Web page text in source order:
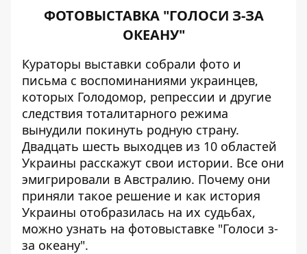
ФОТОВЫСТАВКА "ГОЛОСИ З-ЗА
ОКЕАНУ"
Кураторы выставки собрали фото и
письма с воспоминаниями украинцев,
которых Голодомор, репрессии и другие
следствия тоталитарного режима
вынудили покинуть родную страну.
Двадцать шесть выходцев из 10 областей
Украины расскажут свои истории. Все они
эмигрировали в Австралию. Почему они
приняли такое решение и как история
Украины отобразилась на их судьбах,
можно узнать на фотовыставке "Голоси з-
за океану".